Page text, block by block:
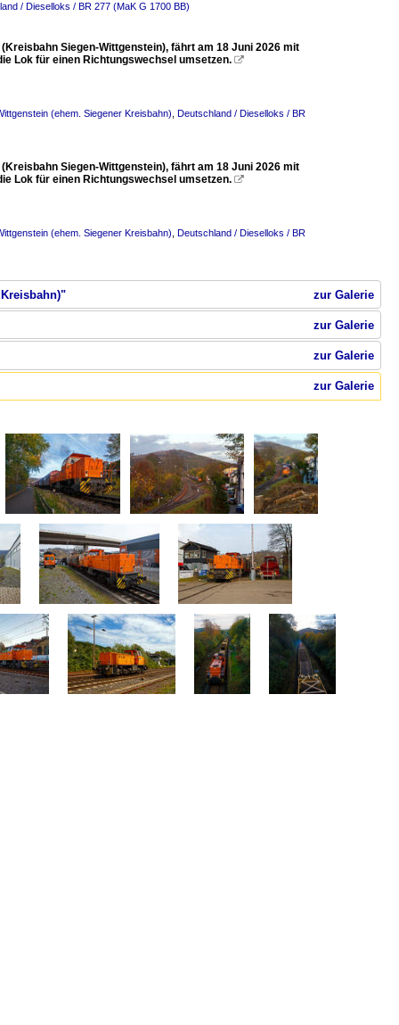
/ Dieselloks / BR 277 (MaK G 1700 BB)
Siegen-Wittgenstein), fährt am 18 Juni 2026 mit
Lok für einen Richtungswechsel umsetzen. 
(ehem. Siegener Kreisbahn) Deutschland / Dieselloks / BR
Siegen-Wittgenstein), fährt am 18 Juni 2026 mit
Lok für einen Richtungswechsel umsetzen. 
(ehem. Siegener Kreisbahn) Deutschland / Dieselloks / BR
zur Galerie
zur Galerie
zur Galerie
zur Galerie